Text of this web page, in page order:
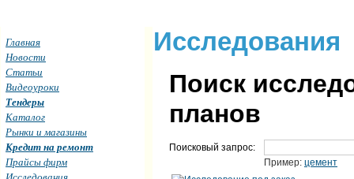
Исследования
Поиск
планов
Поисковый запрос:
Пример: цемент
Главная
Новости
Статьи
Видеоуроки
Тендеры
Каталог
Рынки и магазины
Кредит на ремонт
Прайсы фирм